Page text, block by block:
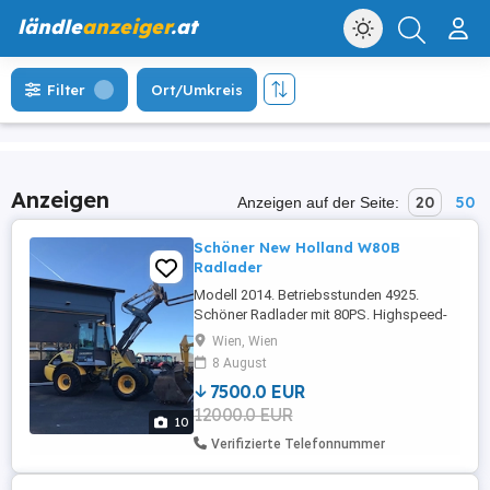
ländleanzeiger.at
Filter Ort/Umkreis
Anzeigen Anzeigen auf der Seite: 20 50
10
Schöner New Holland W80B
Radlader
Modell 2014. Betriebsstunden 4925.
Schöner Radlader mit 80PS. Highspeed-
Ausgabe. 35 km h Version. Einfacher Start
und gut. Funktioniert wie es soll. Inklusive
Palettengabel und Schaufel.
Wien, Wien
8 August
7500.0 EUR
12000.0 EUR
Verifizierte Telefonnummer